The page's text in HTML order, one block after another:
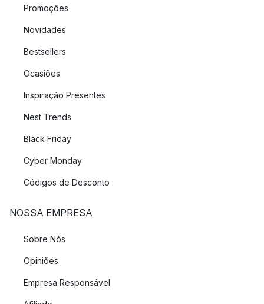
Promoções
Novidades
Bestsellers
Ocasiões
Inspiração Presentes
Nest Trends
Black Friday
Cyber Monday
Códigos de Desconto
NOSSA EMPRESA
Sobre Nós
Opiniões
Empresa Responsável